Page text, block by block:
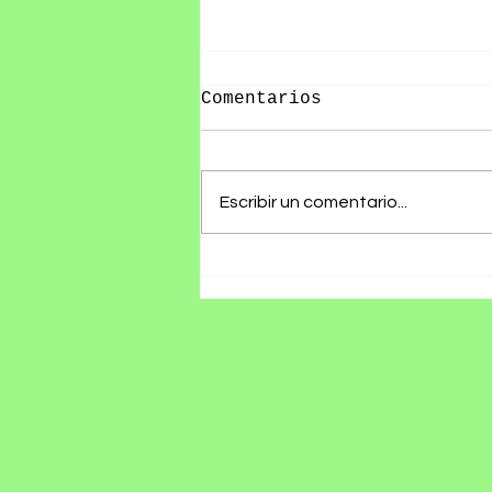
Comentarios
Escribir un comentario...